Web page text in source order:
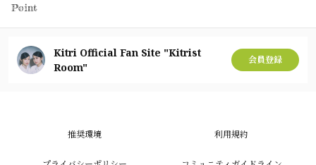
Point
Kitri Official Fan Site "Kitrist
Room"
会員登録
推奨環境 利用規約